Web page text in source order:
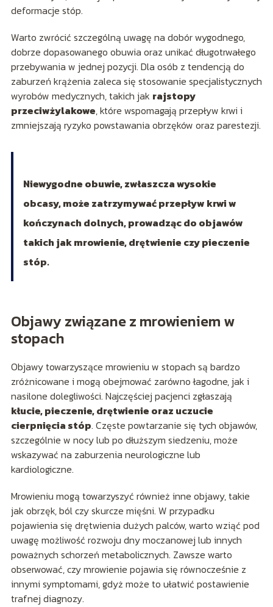
deformacje stóp.
Warto zwrócić szczególną uwagę na dobór wygodnego,
dobrze dopasowanego obuwia oraz unikać długotrwałego
przebywania w jednej pozycji. Dla osób z tendencją do
zaburzeń krążenia zaleca się stosowanie specjalistycznych
wyrobów medycznych, takich jak rajstopy
przeciwżylakowe, które wspomagają przepływ krwi i
zmniejszają ryzyko powstawania obrzęków oraz parestezji.
Niewygodne obuwie, zwłaszcza wysokie
obcasy, może zatrzymywać przepływ krwi w
kończynach dolnych, prowadząc do objawów
takich jak mrowienie, drętwienie czy pieczenie
stóp.
Objawy związane z mrowieniem w
stopach
Objawy towarzyszące mrowieniu w stopach są bardzo
zróżnicowane i mogą obejmować zarówno łagodne, jak i
nasilone dolegliwości. Najczęściej pacjenci zgłaszają
kłucie, pieczenie, drętwienie oraz uczucie
cierpnięcia stóp. Częste powtarzanie się tych objawów,
szczególnie w nocy lub po dłuższym siedzeniu, może
wskazywać na zaburzenia neurologiczne lub
kardiologiczne.
Mrowieniu mogą towarzyszyć również inne objawy, takie
jak obrzęk, ból czy skurcze mięśni. W przypadku
pojawienia się drętwienia dużych palców, warto wziąć pod
uwagę możliwość rozwoju dny moczanowej lub innych
poważnych schorzeń metabolicznych. Zawsze warto
obserwować, czy mrowienie pojawia się równocześnie z
innymi symptomami, gdyż może to ułatwić postawienie
trafnej diagnozy.